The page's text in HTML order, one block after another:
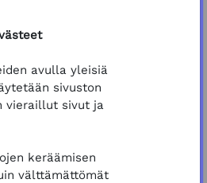
koulutuksen myös
kirjautuneena, jos:
koulutuksen lyhyemmissä
avulla yleisiä
sivuston
vieraillut sivut ja
keräämisen
välttämättömät